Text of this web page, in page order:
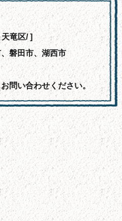
竜区/ ]
磐田市、湖西市
問い合わせください。